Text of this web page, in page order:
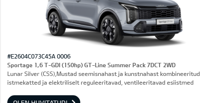
#E2604C073C45A 0006
Sportage 1,6 T-GDI (150hp) GT-Line Summer Pack 7DCT 2WD
Lunar Silver (CSS),Mustad seemisnahast ja kunstnahast kombineeritud
istmekatted ja elektriliselt reguleeritavad, ventileeritavad esiistmed